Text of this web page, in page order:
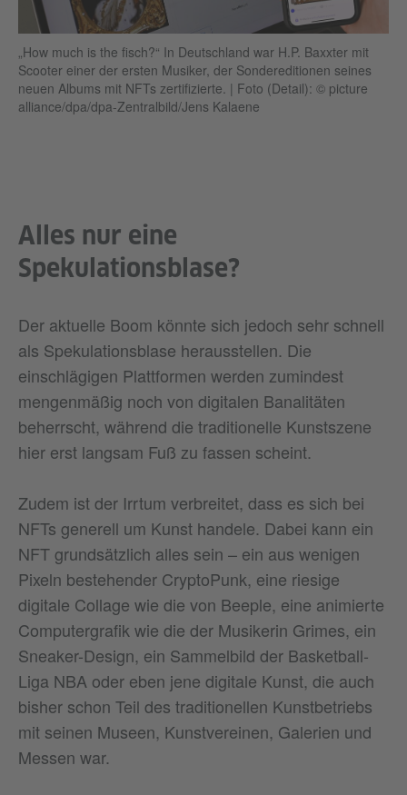
„How much is the fisch?“ In Deutschland war H.P. Baxxter mit
Scooter einer der ersten Musiker, der Sondereditionen seines
neuen Albums mit NFTs zertifizierte. | Foto (Detail): © picture
alliance/dpa/dpa-Zentralbild/Jens Kalaene
Alles nur eine
Spekulationsblase?
Der aktuelle Boom könnte sich jedoch sehr schnell
als Spekulationsblase herausstellen. Die
einschlägigen Plattformen werden zumindest
mengenmäßig noch von digitalen Banalitäten
beherrscht, während die traditionelle Kunstszene
hier erst langsam Fuß zu fassen scheint.
Zudem ist der Irrtum verbreitet, dass es sich bei
NFTs generell um Kunst handele. Dabei kann ein
NFT grundsätzlich alles sein – ein aus wenigen
Pixeln bestehender CryptoPunk, eine riesige
digitale Collage wie die von Beeple, eine animierte
Computergrafik wie die der Musikerin Grimes, ein
Sneaker-Design, ein Sammelbild der Basketball-
Liga NBA oder eben jene digitale Kunst, die auch
bisher schon Teil des traditionellen Kunstbetriebs
mit seinen Museen, Kunstvereinen, Galerien und
Messen war.